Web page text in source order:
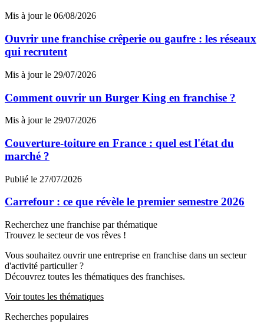
Mis à jour le 06/08/2026
Ouvrir une franchise crêperie ou gaufre : les réseaux
qui recrutent
Mis à jour le 29/07/2026
Comment ouvrir un Burger King en franchise ?
Mis à jour le 29/07/2026
Couverture-toiture en France : quel est l'état du
marché ?
Publié le 27/07/2026
Carrefour : ce que révèle le premier semestre 2026
Recherchez une franchise par thématique
Trouvez le secteur de vos rêves !
Vous souhaitez ouvrir une entreprise en franchise dans un secteur
d'activité particulier ?
Découvrez toutes les thématiques des franchises.
Voir toutes les thématiques
Recherches populaires